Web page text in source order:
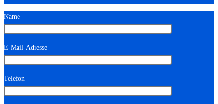
Name
E-Mail-Adresse
Telefon